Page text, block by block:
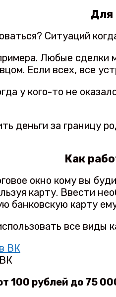
Для
Ситуаций
Любые
Если всех, все
у кого-то не
деньги за границу
Как
окно кому вы
карту. Ввести
банковскую карту
все виды
100 рублей до 75